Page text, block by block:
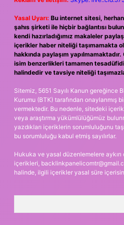
Yasal Uyarı: Bu internet sitesi,
şahıs şirketi ile hiçbir bağlantısı
kendi hazırladığımız makaleler
içerikler haber niteliği taşımamakta
hakkında paylaşım
isim benzerlikleri tamamen
halindedir ve tavsiye niteliği
Sitemiz, 5651 Sayılı Kanun gereğince
Kurumu (BTK) tarafından onaylanmış
vermektedir. Bu nedenle, sitedeki
veya araştırma yükümlülüğümüz
yazdıkları içeriklerin sorumluluğunu
bu sorumluluğu kabul etmiş sayılırlar.
Hukuka ve yasal düzenlemelere
içerikleri,
halinde, ilgili içerikler yasal süre